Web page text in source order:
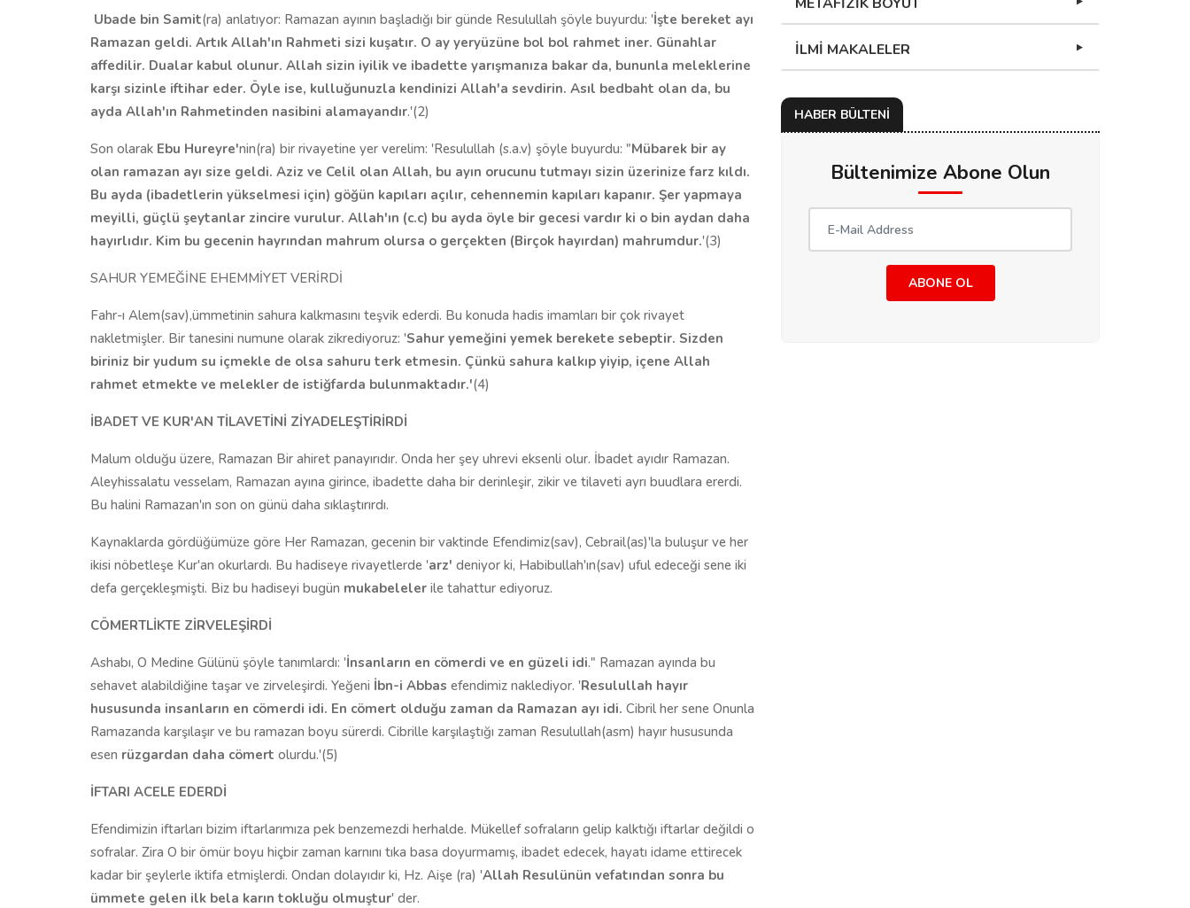
Ubade bin Samit(ra) anlatıyor: Ramazan ayının başladığı bir günde Resulullah şöyle buyurdu: 'İşte bereket ayı
Ramazan geldi. Artık Allah'ın Rahmeti sizi kuşatır. O ay yeryüzüne bol bol rahmet iner. Günahlar
affedilir. Dualar kabul olunur. Allah sizin iyilik ve ibadette yarışmanıza bakar da, bununla meleklerine
karşı sizinle iftihar eder. Öyle ise, kulluğunuzla kendinizi Allah'a sevdirin. Asıl bedbaht olan da, bu
ayda Allah'ın Rahmetinden nasibini alamayandır.'(2)
Son olarak Ebu Hureyre'nin(ra) bir rivayetine yer verelim: 'Resulullah (s.a.v) şöyle buyurdu: "Mübarek bir ay
olan ramazan ayı size geldi. Aziz ve Celil olan Allah, bu ayın orucunu tutmayı sizin üzerinize farz kıldı.
Bu ayda (ibadetlerin yükselmesi için) göğün kapıları açılır, cehennemin kapıları kapanır. Şer yapmaya
meyilli, güçlü şeytanlar zincire vurulur. Allah'ın (c.c) bu ayda öyle bir gecesi vardır ki o bin aydan daha
hayırlıdır. Kim bu gecenin hayrından mahrum olursa o gerçekten (Birçok hayırdan) mahrumdur.'(3)
SAHUR YEMEĞİNE EHEMMİYET VERİRDİ
Fahr-ı Alem(sav),ümmetinin sahura kalkmasını teşvik ederdi. Bu konuda hadis imamları bir çok rivayet
nakletmişler. Bir tanesini numune olarak zikrediyoruz: 'Sahur yemeğini yemek berekete sebeptir. Sizden
biriniz bir yudum su içmekle de olsa sahuru terk etmesin. Çünkü sahura kalkıp yiyip, içene Allah
rahmet etmekte ve melekler de istiğfarda bulunmaktadır.'(4)
İBADET VE KUR'AN TİLAVETİNİ ZİYADELEŞTİRİRDİ
Malum olduğu üzere, Ramazan Bir ahiret panayırıdır. Onda her şey uhrevi eksenli olur. İbadet ayıdır Ramazan.
Aleyhissalatu vesselam, Ramazan ayına girince, ibadette daha bir derinleşir, zikir ve tilaveti ayrı buudlara ererdi.
Bu halini Ramazan'ın son on günü daha sıklaştırırdı.
Kaynaklarda gördüğümüze göre Her Ramazan, gecenin bir vaktinde Efendimiz(sav), Cebrail(as)'la buluşur ve her
ikisi nöbetleşe Kur'an okurlardı. Bu hadiseye rivayetlerde 'arz' deniyor ki, Habibullah'ın(sav) uful edeceği sene iki
defa gerçekleşmişti. Biz bu hadiseyi bugün mukabeleler ile tahattur ediyoruz.
CÖMERTLİKTE ZİRVELEŞİRDİ
Ashabı, O Medine Gülünü şöyle tanımlardı: 'İnsanların en cömerdi ve en güzeli idi." Ramazan ayında bu
sehavet alabildiğine taşar ve zirveleşirdi. Yeğeni İbn-i Abbas efendimiz naklediyor. 'Resulullah hayır
hususunda insanların en cömerdi idi. En cömert olduğu zaman da Ramazan ayı idi. Cibril her sene Onunla
Ramazanda karşılaşır ve bu ramazan boyu sürerdi. Cibrille karşılaştığı zaman Resulullah(asm) hayır hususunda
esen rüzgardan daha cömert olurdu.'(5)
İFTARI ACELE EDERDİ
Efendimizin iftarları bizim iftarlarımıza pek benzemezdi herhalde. Mükellef sofraların gelip kalktığı iftarlar değildi o
sofralar. Zira O bir ömür boyu hiçbir zaman karnını tıka basa doyurmamış, ibadet edecek, hayatı idame ettirecek
kadar bir şeylerle iktifa etmişlerdi. Ondan dolayıdır ki, Hz. Aişe (ra) 'Allah Resulünün vefatından sonra bu
ümmete gelen ilk bela karın tokluğu olmuştur' der.
İLMİ MAKALELER
HABER BÜLTENİ
Bültenimize Abone Olun
ABONE OL